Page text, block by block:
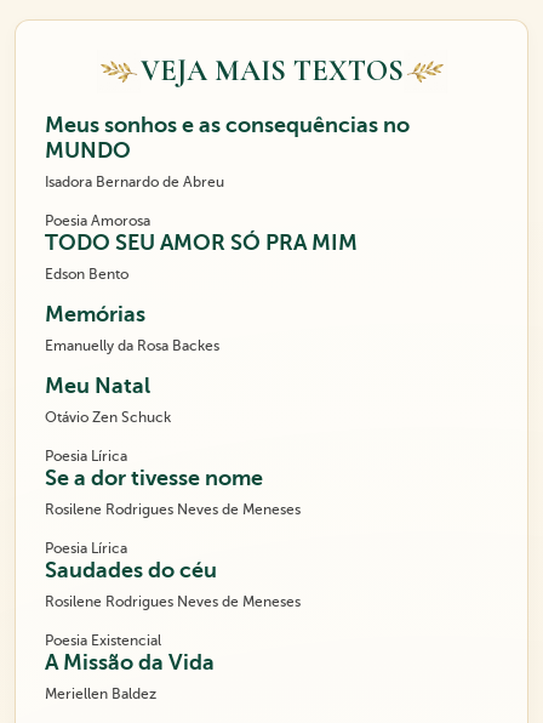
VEJA MAIS TEXTOS
Meus sonhos e as consequências no
MUNDO
Isadora Bernardo de Abreu
Poesia Amorosa
TODO SEU AMOR SÓ PRA MIM
Edson Bento
Memórias
Emanuelly da Rosa Backes
Meu Natal
Otávio Zen Schuck
Poesia Lírica
Se a dor tivesse nome
Rosilene Rodrigues Neves de Meneses
Poesia Lírica
Saudades do céu
Rosilene Rodrigues Neves de Meneses
Poesia Existencial
A Missão da Vida
Meriellen Baldez